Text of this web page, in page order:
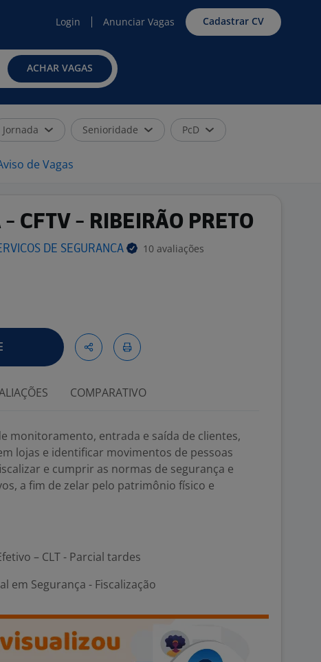
Login Anunciar Vagas Cadastrar CV
ACHAR VAGAS
Jornada Senioridade PcD
de Vagas
- CFTV - RIBEIRÃO PRETO
DE SEGURANCA 10 avaliações
COMPARATIVO
monitoramento, entrada e saída de clientes,
lojas e identificar movimentos de pessoas
e cumprir as normas de segurança e
a fim de zelar pelo patrimônio físico e
– CLT - Parcial tardes
em Segurança - Fiscalização